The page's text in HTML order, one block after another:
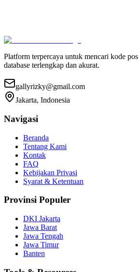
Platform terpercaya untuk mencari kode pos
database terlengkap dan akurat.
gallyrizky@gmail.com
Jakarta, Indonesia
Navigasi
Beranda
Tentang Kami
Kontak
FAQ
Kebijakan Privasi
Syarat & Ketentuan
Provinsi Populer
DKI Jakarta
Jawa Barat
Jawa Tengah
Jawa Timur
Banten